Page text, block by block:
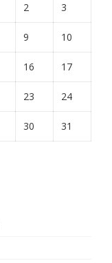
2 3
9 10
16 17
23 24
30 31